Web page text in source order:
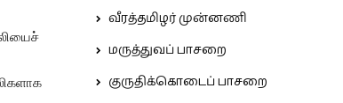
வீரத்தமிழர் முன்னணி
மருத்துவப் பாசறை
குருதிக்கொடைப் பாசறை